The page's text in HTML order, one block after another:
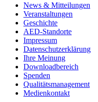
News & Mitteilungen
Veranstaltungen
Geschichte
AED-Standorte
Impressum
Datenschutzerklärung
Ihre Meinung
Downloadbereich
Spenden
Qualitätsmanagement
Medienkontakt